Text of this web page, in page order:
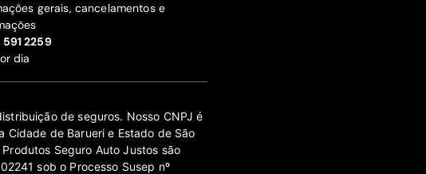
gerais, cancelamentos e
2259
dia
de seguros. Nosso CNPJ é
de Barueri e Estado de São
Seguro Auto Justos são
sob o Processo Susep nº